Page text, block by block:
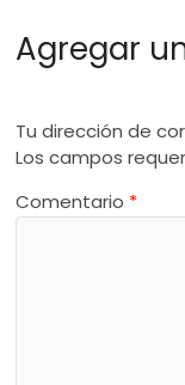
Agregar
Tu dirección de
Los campos
Comentario *